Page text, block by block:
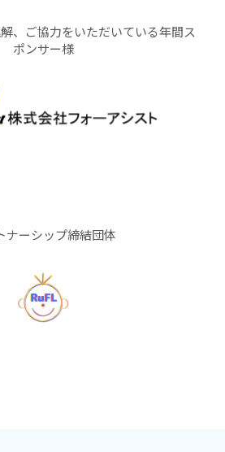
、ご協力をいただいている年間ス
ポンサー様
ナーシップ締結団体